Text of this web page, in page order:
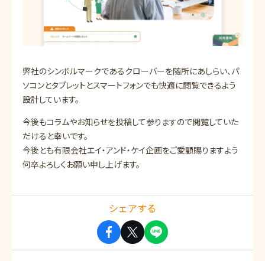
弊社のシンボルマークであるクローバーを随所にあしらい、パ
ソコンとタブレットとスマートフォンでも快適に閲覧できるよう
設計しています。
今後もコラムやお知らせを投稿して参りますので閲覧していた
だけると幸いです。
今後とも有限会社エイ・アンド・ケイ企画をご愛顧賜りますよう
何卒よろしくお願い申し上げます。
シェアする